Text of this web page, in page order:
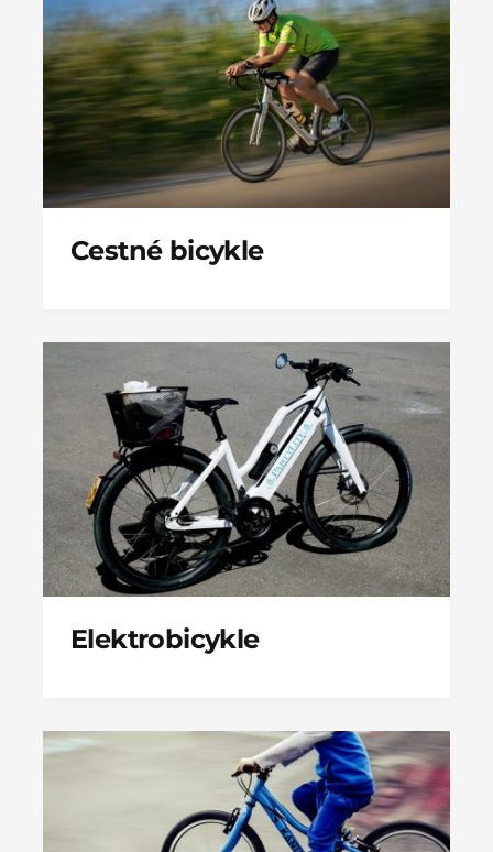
Cestné bicykle
Elektrobicykle